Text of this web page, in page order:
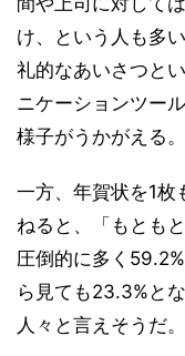
け、という人も多
礼的なあいさつと
ニケーションツー
様子がうかがえる。
一方、年賀状を1枚
ねると、「もとも
圧倒的に多く
ら見ても23.3%と
人々と言えそうだ。